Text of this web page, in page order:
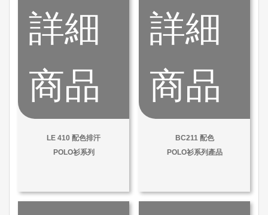
詳細
商品
LE 410 配色排汗
POLO衫系列
詳細
商品
BC211 配色
POLO衫系列產品